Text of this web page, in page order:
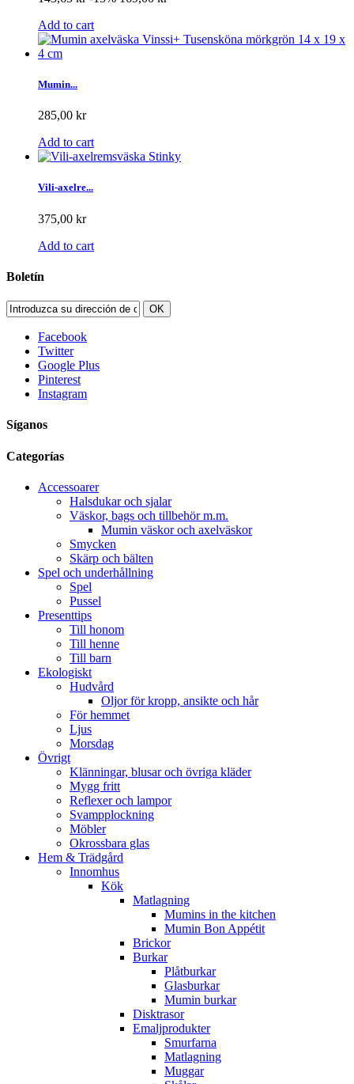
Add to cart
Mumin...
285,00 kr
Add to cart
Vili-axelre...
375,00 kr
Add to cart
Boletín
OK
Facebook
Twitter
Google Plus
Pinterest
Instagram
Síganos
Categorías
Accessoarer
Halsdukar och sjalar
Väskor, bags och tillbehör m.m.
Mumin väskor och axelväskor
Smycken
Skärp och bälten
Spel och underhållning
Spel
Pussel
Presenttips
Till honom
Till henne
Till barn
Ekologiskt
Hudvård
Oljor för kropp, ansikte och hår
För hemmet
Ljus
Morsdag
Övrigt
Klänningar, blusar och övriga kläder
Mygg fritt
Reflexer och lampor
Svampplockning
Möbler
Okrossbara glas
Hem & Trädgård
Innomhus
Kök
Matlagning
Mumins in the kitchen
Mumin Bon Appétit
Brickor
Burkar
Plåtburkar
Glasburkar
Mumin burkar
Disktrasor
Emaljprodukter
Smurfarna
Matlagning
Muggar